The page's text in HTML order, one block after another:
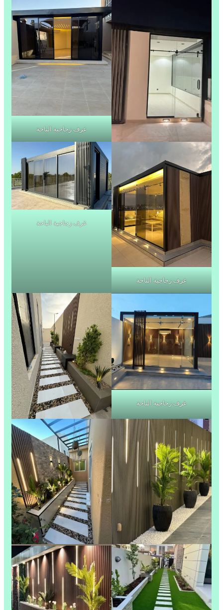
غرف زجاجية الباحة
غرف زجاجية الباحة
غرف زجاجية الباحة
غرف زجاجية الباحة